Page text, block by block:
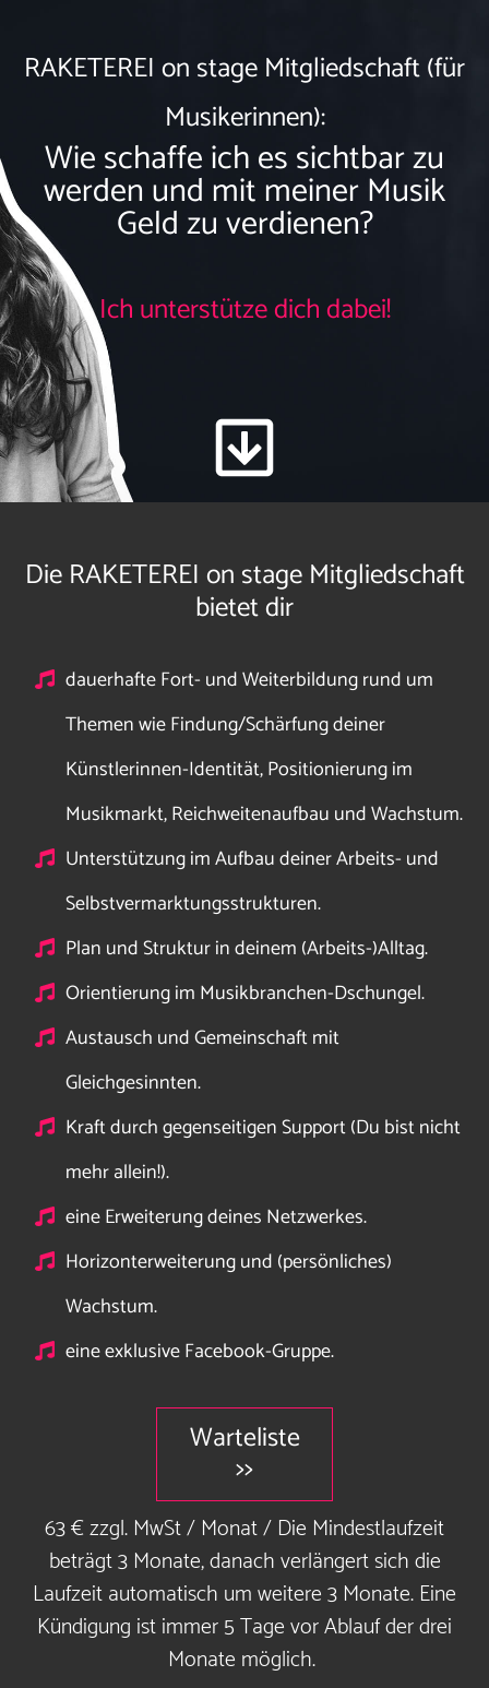
RAKETEREI on stage Mitgliedschaft (für
Musikerinnen):
Wie schaffe ich es sichtbar zu
werden und mit meiner Musik
Geld zu verdienen?
Ich unterstütze dich dabei!
DieRAKETEREI on stage Mitgliedschaft
bietet dir
dauerhafte Fort- und Weiterbildung rund um
Themen wie Findung/Schärfung deiner
Künstlerinnen-Identität, Positionierung im
Musikmarkt, Reichweitenaufbau und Wachstum.
Unterstützung im Aufbau deiner Arbeits- und
Selbstvermarktungsstrukturen.
Plan und Struktur in deinem (Arbeits-)Alltag.
Orientierung im Musikbranchen-Dschungel.
Austausch und Gemeinschaft mit
Gleichgesinnten.
Kraft durch gegenseitigen Support (Du bist nicht
mehr allein!).
eine Erweiterung deines Netzwerkes.
Horizonterweiterung und (persönliches)
Wachstum.
eine exklusive Facebook-Gruppe.
Warteliste
>>
63 € zzgl. MwSt / Monat / Die Mindestlaufzeit
beträgt 3 Monate, danach verlängert sich die
Laufzeit automatisch um weitere 3 Monate. Eine
Kündigung ist immer 5 Tage vor Ablauf der drei
Monate möglich.